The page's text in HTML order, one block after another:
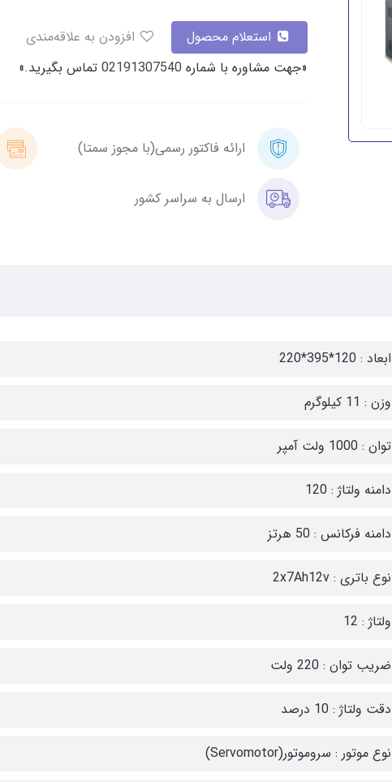
«جهت مشاوره با شماره 02191307540 تماس بگیرید.»
ارائه فاکتور رسمی(با مجوز سمتا)
ارسال به سراسر کشور
ابعاد : 120*395*220
وزن : 11 کیلوگرم
توان : 1000 ولت آمپر
دامنه ولتاژ : 120
دامنه فرکانس : 50 هرتز
نوع باتری : 2x7Ah12v
ولتاژ : 12
ضریب توان : 220 ولت
دقت ولتاژ : 10 درصد
نوع موتور : سروموتور(Servomotor)